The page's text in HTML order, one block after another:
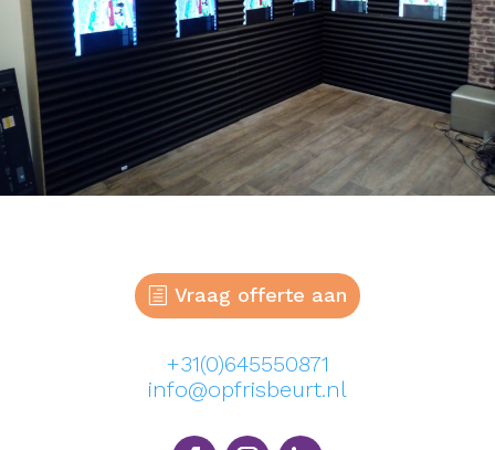
Vraag offerte aan
+31(0)645550871
info@opfrisbeurt.nl